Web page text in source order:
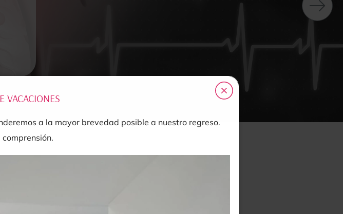
VACACIONES
a la mayor brevedad posible a nuestro regreso.